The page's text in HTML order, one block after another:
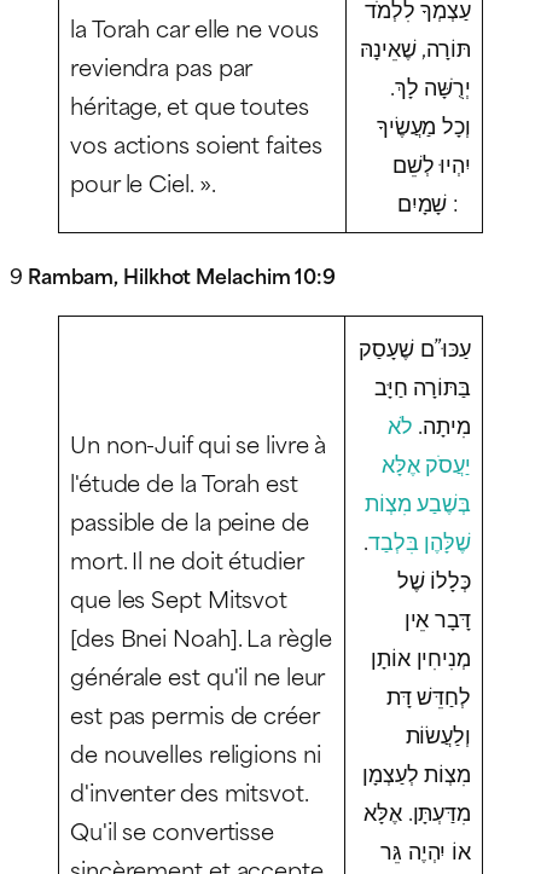
la Torah car elle ne vous
reviendra pas par
héritage, et que toutes
vos actions soient faites
pour le Ciel. ».
עַצְמְךָ לִלְמֹד
תּוֹרָה, שֶׁאֵינָהּ
יְרֻשָּׁה לָךְ.
וְכָל מַעֲשֶׂיךָ
יִהְיוּ לְשֵׁם
שָׁמָיִם :
9 Rambam, Hilkhot Melachim 10:9
Un non-Juif qui se livre à
l'étude de la Torah est
passible de la peine de
mort. Il ne doit étudier
que les Sept Mitsvot
[des Bnei Noah]. La règle
générale est qu'il ne leur
est pas permis de créer
de nouvelles religions ni
d'inventer des mitsvot.
Qu'il se convertisse
עַכּוּ”ם שֶׁעָסַק
בַּתּוֹרָה חַיָּב
מִיתָה. לֹא
יַעֲסֹק אֶלָּא
בְּשֶׁבַע מִצְוֹת
שֶׁלָּהֶן בִּלְבַד.
כְּלָלוֹ שֶׁל
דָּבָר אֵין
מְנִיחִין אוֹתָן
לְחַדֵּשׁ דָּת
וְלַעֲשׂוֹת
מִצְוֹת לְעַצְמָן
מִדַּעְתָּן. אֶלָּא
אוֹ יִהְיֶה גֵּר